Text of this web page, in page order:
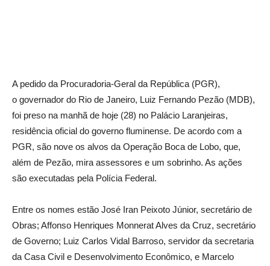
A pedido da Procuradoria-Geral da República (PGR),
o governador do Rio de Janeiro, Luiz Fernando Pezão (MDB),
foi preso na manhã de hoje (28) no Palácio Laranjeiras,
residência oficial do governo fluminense. De acordo com a
PGR, são nove os alvos da Operação Boca de Lobo, que,
além de Pezão, mira assessores e um sobrinho. As ações
são executadas pela Polícia Federal.
Entre os nomes estão José Iran Peixoto Júnior, secretário de
Obras; Affonso Henriques Monnerat Alves da Cruz, secretário
de Governo; Luiz Carlos Vidal Barroso, servidor da secretaria
da Casa Civil e Desenvolvimento Econômico, e Marcelo